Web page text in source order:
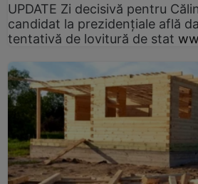
UPDATE Zi decisivă pentru
candidat la prezidențiale află
tentativă de lovitură de stat